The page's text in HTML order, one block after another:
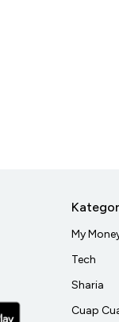
My
Tech
Sharia
Cuap